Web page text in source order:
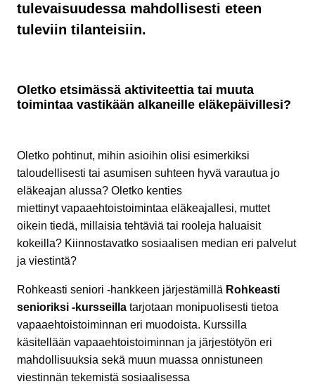
tulevaisuudessa mahdollisesti eteen
tuleviin tilanteisiin.
Oletko etsimässä aktiviteettia tai muuta
toimintaa vastikään alkaneille eläkepäivillesi?
Oletko pohtinut, mihin asioihin olisi esimerkiksi
taloudellisesti tai asumisen suhteen hyvä varautua jo
eläkeajan alussa? Oletko kenties
miettinyt vapaaehtoistoimintaa eläkeajallesi, muttet
oikein tiedä, millaisia tehtäviä tai rooleja haluaisit
kokeilla? Kiinnostavatko sosiaalisen median eri palvelut
ja viestintä?
Rohkeasti seniori -hankkeen järjestämillä Rohkeasti
senioriksi -kursseilla tarjotaan monipuolisesti tietoa
vapaaehtoistoiminnan eri muodoista. Kurssilla
käsitellään vapaaehtoistoiminnan ja järjestötyön eri
mahdollisuuksia sekä muun muassa onnistuneen
viestinnän tekemistä sosiaalisessa